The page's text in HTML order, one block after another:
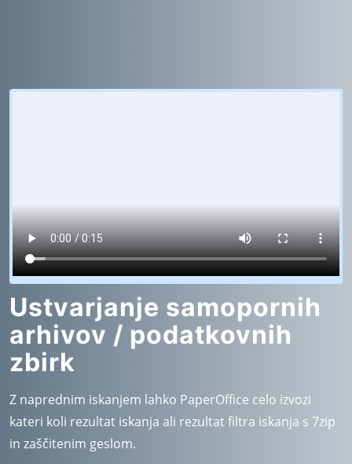
Ustvarjanje samopornih
arhivov / podatkovnih
zbirk
Z naprednim iskanjem lahko PaperOffice celo izvozi
kateri koli rezultat iskanja ali rezultat filtra iskanja s 7zip
in zaščitenim geslom.